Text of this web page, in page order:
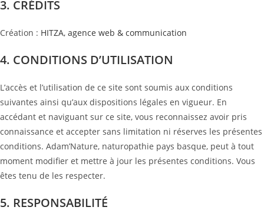
3. CRÉDITS
Création : HITZA, agence web & communication
4. CONDITIONS D’UTILISATION
L’accès et l’utilisation de ce site sont soumis aux conditions
suivantes ainsi qu’aux dispositions légales en vigueur. En
accédant et naviguant sur ce site, vous reconnaissez avoir pris
connaissance et accepter sans limitation ni réserves les présentes
conditions. Adam’Nature, naturopathie pays basque, peut à tout
moment modifier et mettre à jour les présentes conditions. Vous
êtes tenu de les respecter.
5. RESPONSABILITÉ